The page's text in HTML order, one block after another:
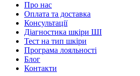
Про нас
Оплата та доставка
Консультації
Діагностика шкіри ШІ
Тест на тип шкіри
Програма лояльності
Блог
Контакти